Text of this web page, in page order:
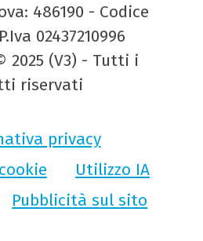
486190 - Codice
02437210996
2025 (V3) - Tutti i
riservati
privacy
Utilizzo IA
Pubblicità sul sito